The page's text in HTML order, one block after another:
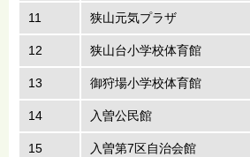
11 狭山元気プラザ
12 狭山台小学校体育館
13 御狩場小学校体育館
14 入曽公民館
15 入曽第7区自治会館